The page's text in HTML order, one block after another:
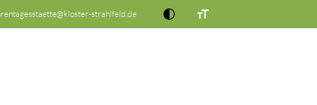
strahlfeld.de